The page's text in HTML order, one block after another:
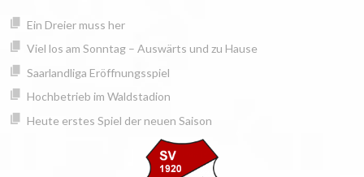
springen
zum
Inhalt
Ein Dreier muss her
Viel los am Sonntag – Auswärts und zu Hause
Saarlandliga Eröffnungsspiel
Hochbetrieb im Waldstadion
Heute erstes Spiel der neuen Saison